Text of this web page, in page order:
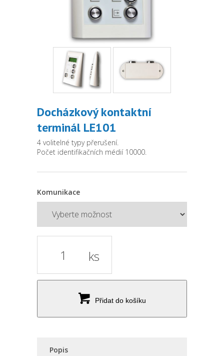
Docházkový kontaktní
terminál LE101
4 volitelné typy přerušení.
Počet identifikačních médií 10000.
Komunikace
ks
Přidat do košíku
Popis